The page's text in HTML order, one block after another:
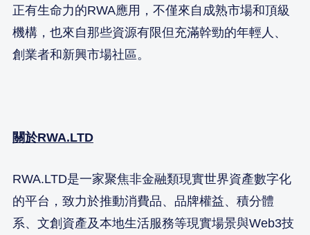
正有生命力的RWA應用，不僅來自成熟市場和頂級
機構，也來自那些資源有限但充滿幹勁的年輕人、
創業者和新興市場社區。
關於RWA.LTD
RWA.LTD是一家聚焦非金融類現實世界資產數字化
的平台，致力於推動消費品、品牌權益、積分體
系、文創資產及本地生活服務等現實場景與Web3技